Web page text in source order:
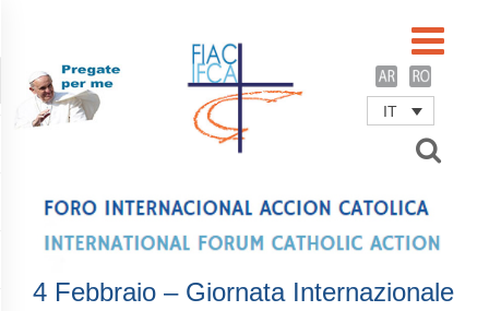
IT
4 Febbraio – Giornata Internazionale
Password